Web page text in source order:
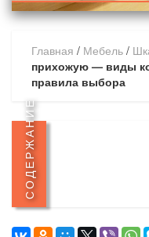
Главная / Мебель /
прихожую — виды
правила выбора
СОДЕРЖАНИЕ